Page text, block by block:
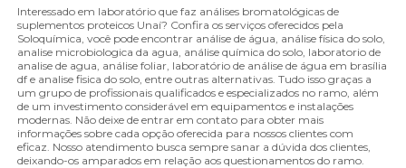
Interessado em laboratório que faz análises bromatológicas de
suplementos proteicos Unaí? Confira os serviços oferecidos pela
Soloquímica, você pode encontrar análise de água, análise física do solo,
analise microbiologica da agua, análise química do solo, laboratorio de
analise de agua, análise foliar, laboratório de análise de água em brasília
df e analise fisica do solo, entre outras alternativas. Tudo isso graças a
um grupo de profissionais qualificados e especializados no ramo, além
de um investimento considerável em equipamentos e instalações
modernas. Não deixe de entrar em contato para obter mais
informações sobre cada opção oferecida para nossos clientes com
eficaz. Nosso atendimento busca sempre sanar a dúvida dos clientes,
deixando-os amparados em relação aos questionamentos do ramo.